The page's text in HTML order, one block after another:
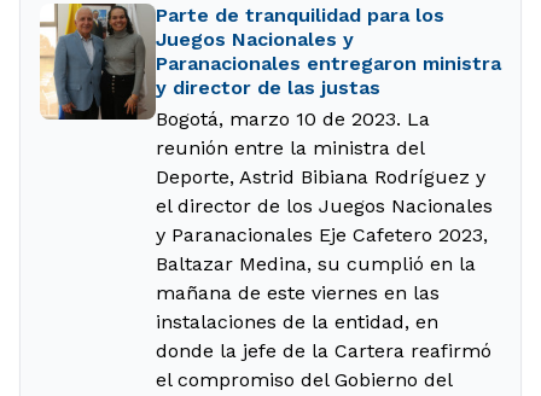
Parte de tranquilidad para los
Juegos Nacionales y
Paranacionales entregaron ministra
y director de las justas
Bogotá, marzo 10 de 2023. La
reunión entre la ministra del
Deporte, Astrid Bibiana Rodríguez y
el director de los Juegos Nacionales
y Paranacionales Eje Cafetero 2023,
Baltazar Medina, su cumplió en la
mañana de este viernes en las
instalaciones de la entidad, en
donde la jefe de la Cartera reafirmó
el compromiso del Gobierno del